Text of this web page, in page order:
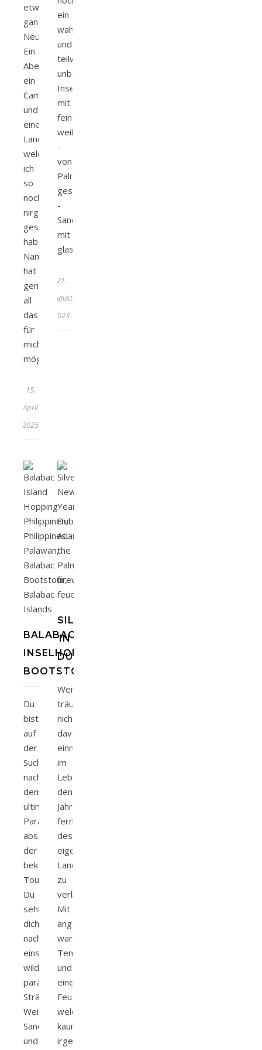
etwas
ganz
Neues!
Ein
Abenteuer,
ein
Campingroadtrip
und
eine
Landschaft,
welche
ich
so
noch
nirgends
gesehen
habe.
Namibia
hat
genau
all
das
für
mich
möglich…
15.
April
2025
ein
wahres
und
teilweise
unberührtes
Inselparadies
mit
feinen
weißen
-
von
Palmen
gesäumte
-
Sandstrände
mit
glasklaren…
21.
August
2023
BALABAC
INSELHOPPING
BOOTSTOUR
Du
bist
auf
der
Suche
nach
dem
ultimativen
Paradies
abseits
der
bekannten
Touristenpfade?
Du
sehnst
dich
nach
einsamen,
wild-
paradiesischen
Stränden?
Weißer
Sand
und
SILVESTER
IN
DUBAI
Wer
träumt
nicht
davon
einmal
im
Leben
den
Jahreswechsel
fernab
des
eigenen
Landes
zu
verbringen?
Mit
angenehm
warmen
Temperaturen
und
einem
Feuerwerk,
welches
kaum
irgendwo